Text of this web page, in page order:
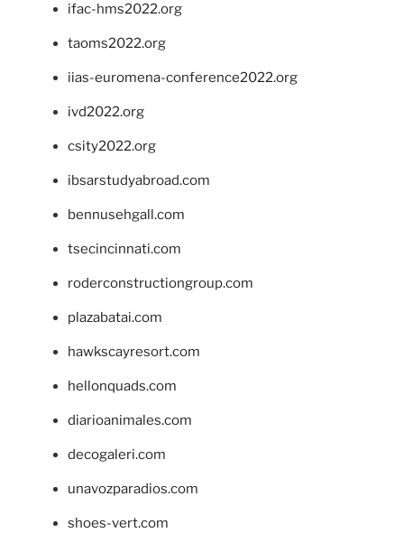
ifac-hms2022.org
taoms2022.org
iias-euromena-conference2022.org
ivd2022.org
csity2022.org
ibsarstudyabroad.com
bennusehgall.com
tsecincinnati.com
roderconstructiongroup.com
plazabatai.com
hawkscayresort.com
hellonquads.com
diarioanimales.com
decogaleri.com
unavozparadios.com
shoes-vert.com